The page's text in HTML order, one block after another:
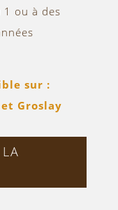
ou à des
sur :
Groslay